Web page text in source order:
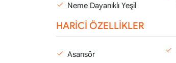
Neme Dayanıklı Yeşil
HARİCİ ÖZELLİKLER
Asansör